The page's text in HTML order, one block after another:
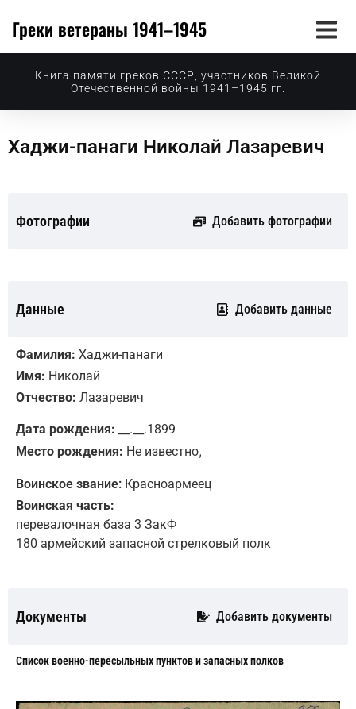
Греки ветераны 1941–1945
Книга памяти греков СССР, участников Великой
Отечественной войны 1941–1945 гг.
Хаджи-панаги Николай Лазаревич
Фотографии Добавить фотографии
Данные Добавить данные
Фамилия: Хаджи-панаги
Имя: Николай
Отчество: Лазаревич
Дата рождения: __.__.1899
Место рождения: Не известно,
Воинское звание: Красноармеец
Воинская часть:
перевалочная база 3 ЗакФ
180 армейский запасной стрелковый полк
Документы Добавить документы
Cписок военно-пересыльных пунктов и запасных полков